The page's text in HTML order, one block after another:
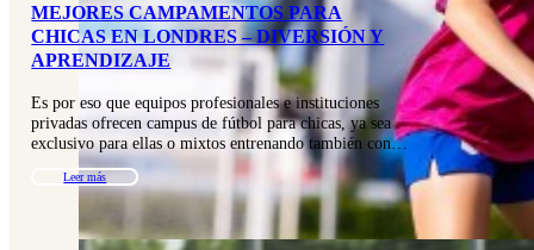
MEJORES CAMPAMENTOS PARA
CHICAS EN LONDRES – DIVERSIÓN Y
APRENDIZAJE
Es por eso que equipos profesionales e instituciones
privadas ofrecen campus de fútbol para chicas, ya sea
exclusivo para ellas o mixtos entrenando también con…
Leer más